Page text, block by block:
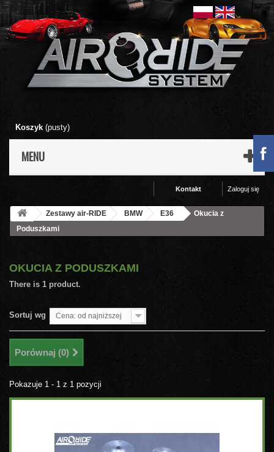
Koszyk (pusty)
MENU
Zaloguj się
Kontakt
Zestawy air-RIDE BMW E36
Okucia z
Poduszkami
OKUCIA Z PODUSZKAMI
There is 1 product.
Sortuj wg Cena: od najniższej
Porównaj (0)
Pokazuje 1 - 1 z 1 pozycji